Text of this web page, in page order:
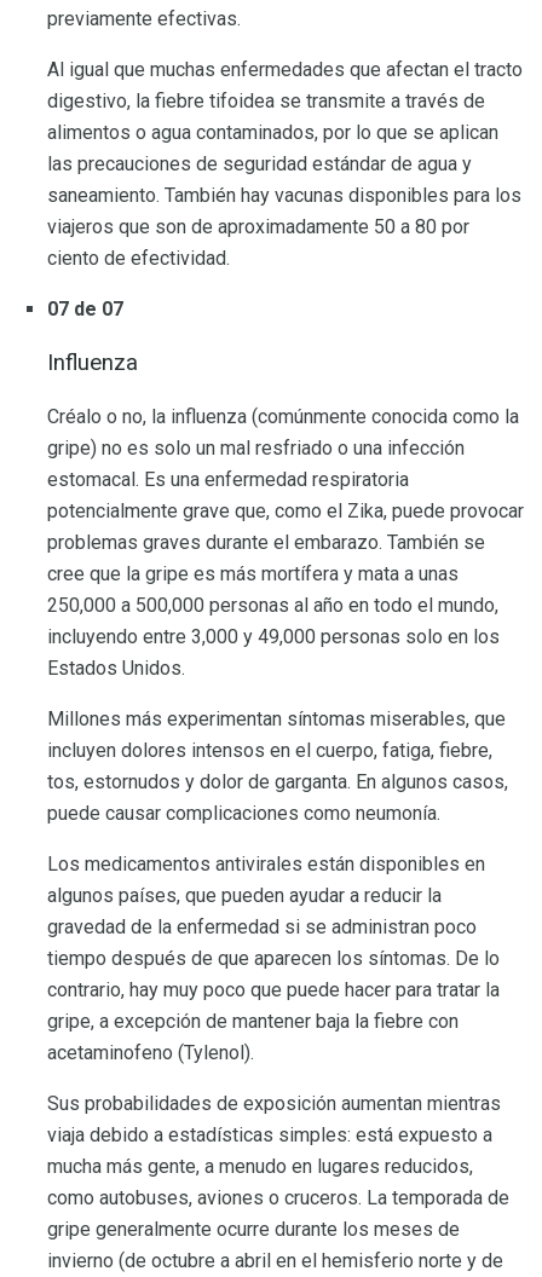
previamente efectivas.
Al igual que muchas enfermedades que afectan el tracto
digestivo, la fiebre tifoidea se transmite a través de
alimentos o agua contaminados, por lo que se aplican
las precauciones de seguridad estándar de agua y
saneamiento. También hay vacunas disponibles para los
viajeros que son de aproximadamente 50 a 80 por
ciento de efectividad.
07 de 07
Influenza
Créalo o no, la influenza (comúnmente conocida como la
gripe) no es solo un mal resfriado o una infección
estomacal. Es una enfermedad respiratoria
potencialmente grave que, como el Zika, puede provocar
problemas graves durante el embarazo. También se
cree que la gripe es más mortífera y mata a unas
250,000 a 500,000 personas al año en todo el mundo,
incluyendo entre 3,000 y 49,000 personas solo en los
Estados Unidos.
Millones más experimentan síntomas miserables, que
incluyen dolores intensos en el cuerpo, fatiga, fiebre,
tos, estornudos y dolor de garganta. En algunos casos,
puede causar complicaciones como neumonía.
Los medicamentos antivirales están disponibles en
algunos países, que pueden ayudar a reducir la
gravedad de la enfermedad si se administran poco
tiempo después de que aparecen los síntomas. De lo
contrario, hay muy poco que puede hacer para tratar la
gripe, a excepción de mantener baja la fiebre con
acetaminofeno (Tylenol).
Sus probabilidades de exposición aumentan mientras
viaja debido a estadísticas simples: está expuesto a
mucha más gente, a menudo en lugares reducidos,
como autobuses, aviones o cruceros. La temporada de
gripe generalmente ocurre durante los meses de
invierno (de octubre a abril en el hemisferio norte y de